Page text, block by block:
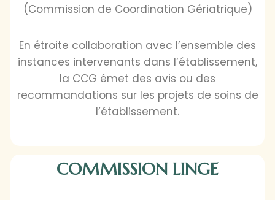
(Commission de Coordination Gériatrique)
En étroite collaboration avec l’ensemble des
instances intervenants dans l’établissement,
la CCG émet des avis ou des
recommandations sur les projets de soins de
l’établissement.
COMMISSION LINGE